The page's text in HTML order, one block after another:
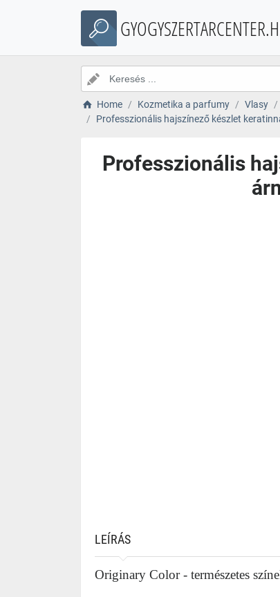
Home Kozmetika a parfumy Vlasy
Professzionális hajszínező készlet
Professzionális
LEÍRÁS
Originary Color - természetes